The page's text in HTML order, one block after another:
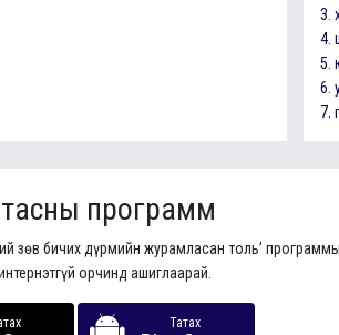
3.
4.
5.
6.
7.
программ
зөв бичих дүрмийн журамласан толь’
орчинд ашиглаарай.
Татах